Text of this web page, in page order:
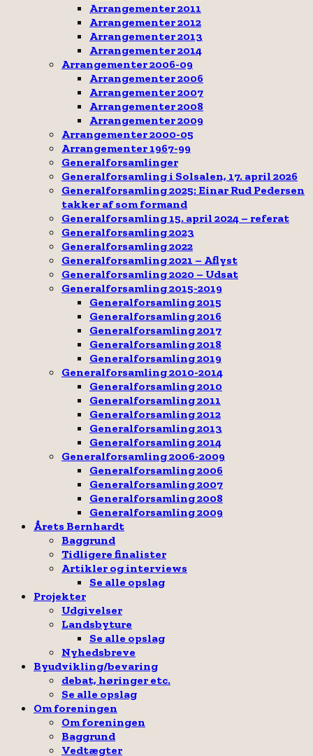
Arrangementer 2011
Arrangementer 2012
Arrangementer 2013
Arrangementer 2014
Arrangementer 2006-09
Arrangementer 2006
Arrangementer 2007
Arrangementer 2008
Arrangementer 2009
Arrangementer 2000-05
Arrangementer 1967-99
Generalforsamlinger
Generalforsamling i Solsalen, 17. april 2026
Generalforsamling 2025: Einar Rud Pedersen
takker af som formand
Generalforsamling 15. april 2024 – referat
Generalforsamling 2023
Generalforsamling 2022
Generalforsamling 2021 – Aflyst
Generalforsamling 2020 – Udsat
Generalforsamling 2015-2019
Generalforsamling 2015
Generalforsamling 2016
Generalforsamling 2017
Generalforsamling 2018
Generalforsamling 2019
Generalforsamling 2010-2014
Generalforsamling 2010
Generalforsamling 2011
Generalforsamling 2012
Generalforsamling 2013
Generalforsamling 2014
Generalforsamling 2006-2009
Generalforsamling 2006
Generalforsamling 2007
Generalforsamling 2008
Generalforsamling 2009
Årets Bernhardt
Baggrund
Tidligere finalister
Artikler og interviews
Se alle opslag
Projekter
Udgivelser
Landsbyture
Se alle opslag
Nyhedsbreve
Byudvikling/bevaring
debat, høringer etc.
Se alle opslag
Om foreningen
Om foreningen
Baggrund
Vedtægter